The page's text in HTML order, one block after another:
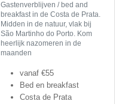
Gastenverblijven / bed and
breakfast in de Costa de Prata.
Midden in de natuur, vlak bij
São Martinho do Porto. Kom
heerlijk nazomeren in de
maanden
vanaf €55
Bed en breakfast
Costa de Prata